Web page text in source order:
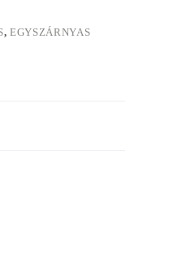
,EGYSZÁRNYAS